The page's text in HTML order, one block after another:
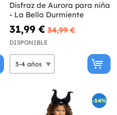
Disfraz de Aurora para niña
- La Bella Durmiente
31,99 € 34,99 €
DISPONIBLE
-54%